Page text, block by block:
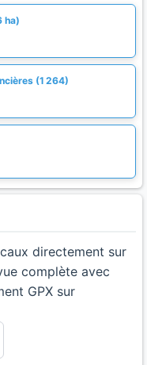
ha)
(1 264)
directement sur
complète avec
GPX sur